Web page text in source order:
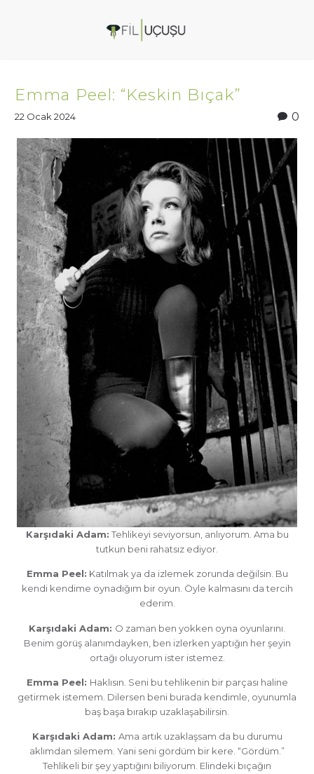
Emma Peel: “Keskin Bıçak”
0
22 Ocak 2024
Karşıdaki Adam: Tehlikeyi seviyorsun, anlıyorum. Ama bu
tutkun beni rahatsız ediyor.
Emma Peel: Katılmak ya da izlemek zorunda değilsin. Bu
kendi kendime oynadığım bir oyun. Öyle kalmasını da tercih
ederim.
Karşıdaki Adam: O zaman ben yokken oyna oyunlarını.
Benim görüş alanımdayken, ben izlerken yaptığın her şeyin
ortağı oluyorum ister istemez.
Emma Peel: Haklısın. Seni bu tehlikenin bir parçası haline
getirmek istemem. Dilersen beni burada kendimle, oyunumla
baş başa bırakıp uzaklaşabilirsin.
Karşıdaki Adam: Ama artık uzaklaşsam da bu durumu
aklımdan silemem. Yani seni gördüm bir kere. “Gördüm.”
Tehlikeli bir şey yaptığını biliyorum. Elindeki bıçağın